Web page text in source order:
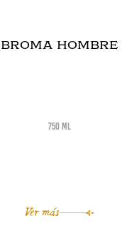
BROMA HOMBRE
750 ml
Ver más